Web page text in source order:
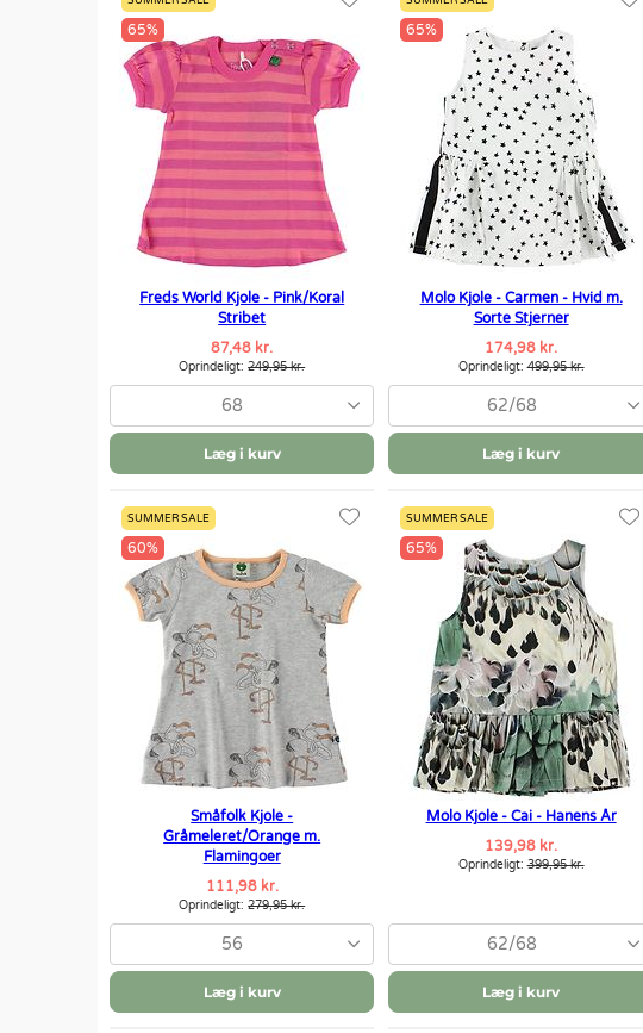
65%
Freds World Kjole - Pink/Koral
Stribet
87,48 kr.
Oprindeligt:249,95 kr.
68
Læg i kurv
65%
Molo Kjole - Carmen - Hvid m.
Sorte Stjerner
174,98 kr.
Oprindeligt:499,95 kr.
62/68
Læg i kurv
SUMMER SALE
60%
Småfolk Kjole -
Gråmeleret/Orange m.
Flamingoer
111,98 kr.
Oprindeligt:279,95 kr.
56
Læg i kurv
SUMMER SALE
65%
Molo Kjole - Cai - Hanens År
139,98 kr.
Oprindeligt:399,95 kr.
62/68
Læg i kurv